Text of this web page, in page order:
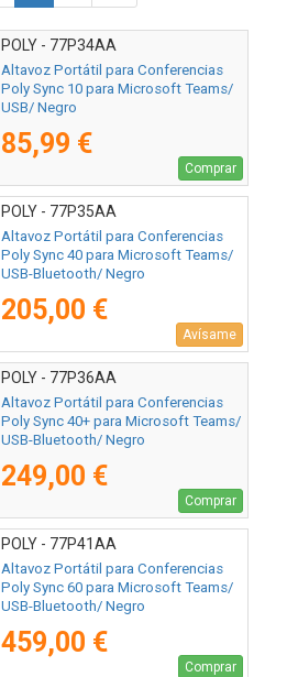
POLY - 77P34AA
Altavoz Portátil para Conferencias
Poly Sync 10 para Microsoft Teams/
USB/ Negro
85,99 €
Comprar
POLY - 77P35AA
Altavoz Portátil para Conferencias
Poly Sync 40 para Microsoft Teams/
USB-Bluetooth/ Negro
205,00 €
Avísame
POLY - 77P36AA
Altavoz Portátil para Conferencias
Poly Sync 40+ para Microsoft Teams/
USB-Bluetooth/ Negro
249,00 €
Comprar
POLY - 77P41AA
Altavoz Portátil para Conferencias
Poly Sync 60 para Microsoft Teams/
USB-Bluetooth/ Negro
459,00 €
Comprar